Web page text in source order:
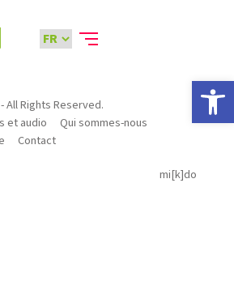
Ouvrir
All Rights Reserved.
et audio
Qui sommes-nous
Contact
mi[k]do